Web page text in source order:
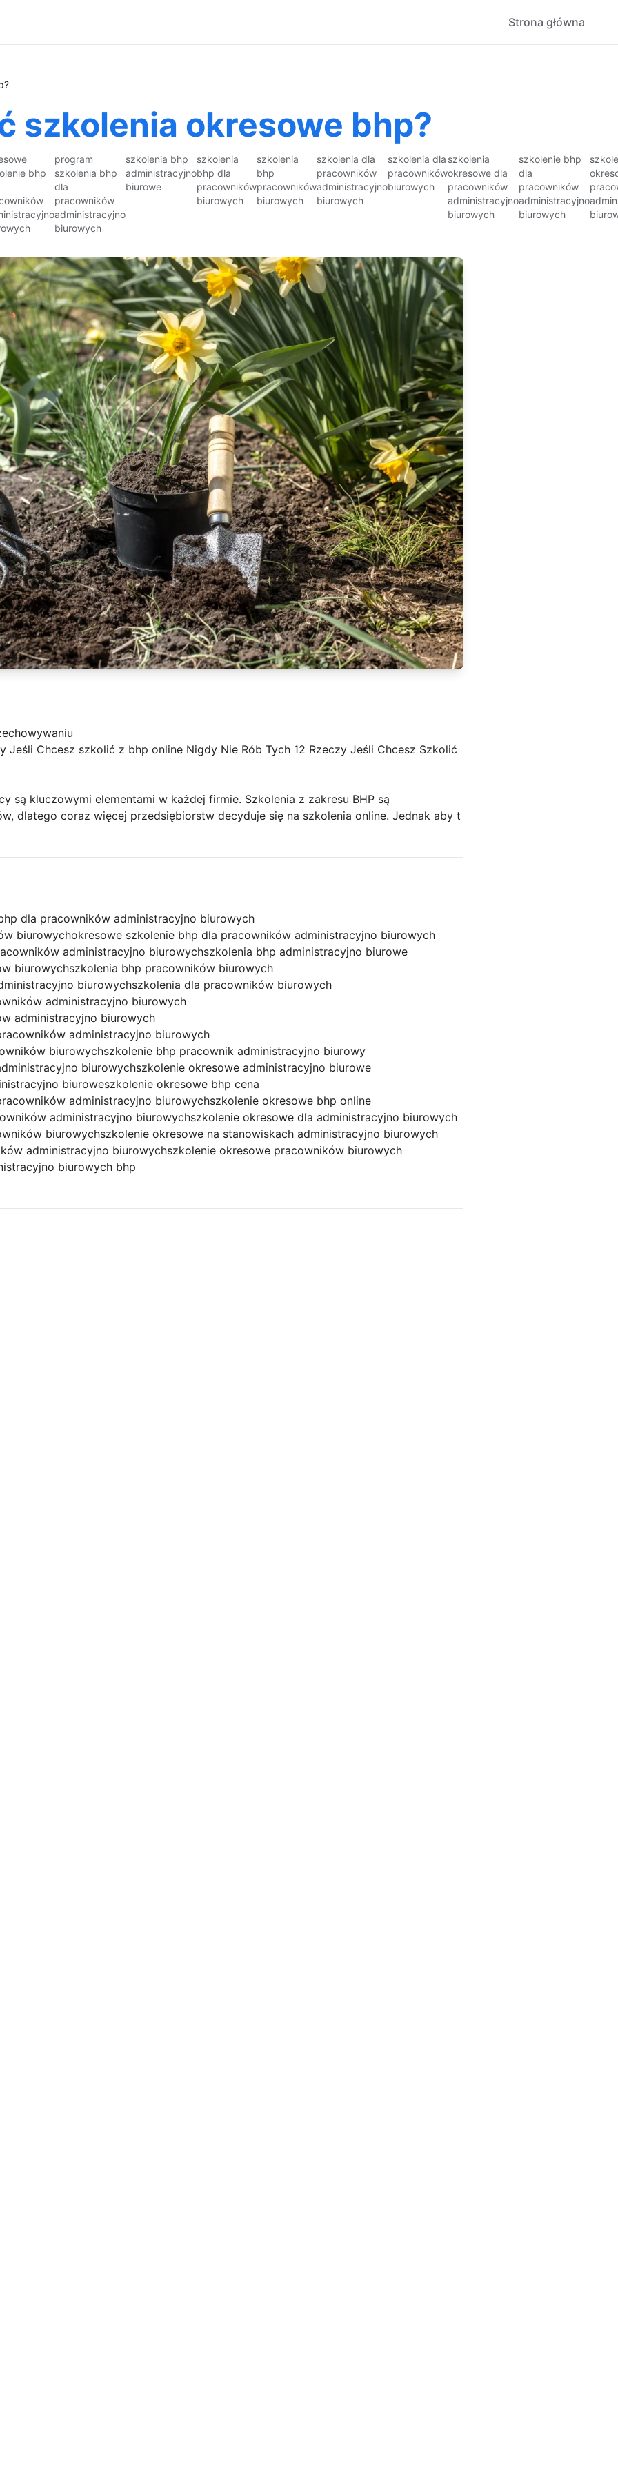
Strona główna
szkolenia okresowe bhp?
bhp
program
szkolenia bhp
dla
pracowników
administracyjno
biurowych
szkolenia bhp
administracyjno
biurowe
szkolenia
bhp dla
pracowników
biurowych
szkolenia
bhp
pracowników
biurowych
szkolenia dla
pracowników
administracyjno
biurowych
szkolenia dla
pracowników
biurowych
szkolenia
okresowe dla
pracowników
administracyjno
biurowych
szkolenie bhp
dla
pracowników
administracyjno
biurowych
Jeśli Chcesz szkolić z bhp online Nigdy Nie Rób Tych 12 Rzeczy Jeśli Chcesz Szkolić
są kluczowymi elementami w każdej firmie. Szkolenia z zakresu BHP są
dlatego coraz więcej przedsiębiorstw decyduje się na szkolenia online. Jednak aby t
dla pracowników administracyjno biurowych
biurowychokresowe szkolenie bhp dla pracowników administracyjno biurowych
administracyjno biurowychszkolenia bhp administracyjno biurowe
biurowychszkolenia bhp pracowników biurowych
biurowychszkolenia dla pracowników biurowych
administracyjno biurowych
administracyjno biurowych
administracyjno biurowych
biurowychszkolenie bhp pracownik administracyjno biurowy
biurowychszkolenie okresowe administracyjno biurowe
biuroweszkolenie okresowe bhp cena
administracyjno biurowychszkolenie okresowe bhp online
administracyjno biurowychszkolenie okresowe dla administracyjno biurowych
biurowychszkolenie okresowe na stanowiskach administracyjno biurowych
administracyjno biurowychszkolenie okresowe pracowników biurowych
biurowych bhp